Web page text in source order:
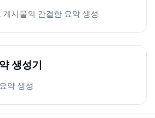
게시물의 간결한 요약 생성
생성기
약 생성